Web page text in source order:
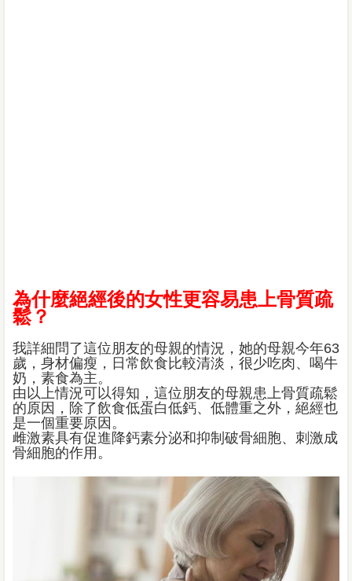
為什麼絕經後的女性更容易患上骨質疏
鬆？
我詳細問了這位朋友的母親的情況，她的母親今年63
歲，身材偏瘦，日常飲食比較清淡，很少吃肉、喝牛
奶，素食為主。
由以上情況可以得知，這位朋友的母親患上骨質疏鬆
的原因，除了飲食低蛋白低鈣、低體重之外，絕經也
是一個重要原因。
雌激素具有促進降鈣素分泌和抑制破骨細胞、刺激成
骨細胞的作用。